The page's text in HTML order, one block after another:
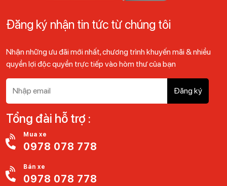
Đăng ký nhận tin tức từ chúng tôi
Nhận những ưu đãi mới nhất, chương trình khuyến mãi & nhiều
quyền lợi độc quyền trực tiếp vào hòm thư của bạn
Đăng ký
Tổng đài hỗ trợ :
Mua xe
0978 078 778
Bán xe
0978 078 778